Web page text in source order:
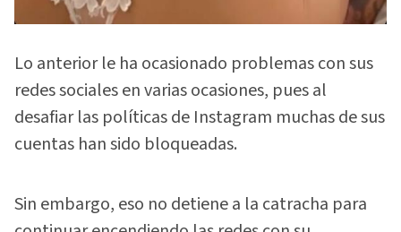
Lo anterior le ha ocasionado problemas con sus
redes sociales en varias ocasiones, pues al
desafiar las políticas de Instagram muchas de sus
cuentas han sido bloqueadas.
Sin embargo, eso no detiene a la catracha para